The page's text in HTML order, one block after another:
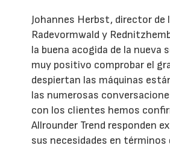
Johannes Herbst, director de
Radevormwald y
la buena acogida de la nueva
muy positivo comprobar el
despiertan las máquinas
las numerosas
con los clientes hemos
Allrounder Trend responden
sus necesidades en términos